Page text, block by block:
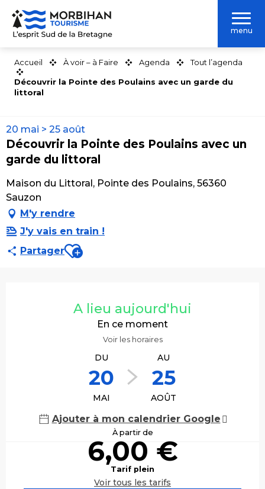
Aller
contenu
menu
Accueil À voir – à Faire Agenda Tout l’agenda
Découvrir la Pointe des Poulains avec un garde du
littoral
20 mai > 25 août
Découvrir la Pointe des Poulains avec un
garde du littoral
Maison du Littoral, Pointe des Poulains, 56360
Sauzon
M'y rendre
J'y vais en train !
PartagerAjouter aux favoris
A lieu aujourd'hui
En ce moment
Voir les horaires
DU
20
MAI
AU
25
AOÛT
Ajouter à mon calendrier Google
À partir de
6,00 €
Tarif plein
Voir tous les tarifs